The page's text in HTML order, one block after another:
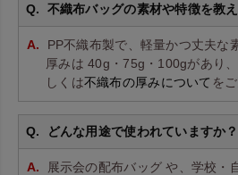
不織布バッグの素材や特徴を教え
PP不織布製で、軽量かつ丈夫な
厚みは 40g・75g・100gがあり
しくは不織布の厚みについて を
どんな用途で使われていますか？
展示会の配布バッグ や、学校・